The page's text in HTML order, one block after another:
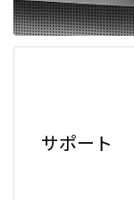
サポート